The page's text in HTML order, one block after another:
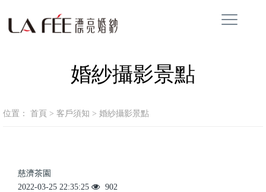
婚紗攝影景點
位置： 首頁 > 客戶須知 > 婚紗攝影景點
慈濟茶園
2022-03-25 22:35:25 902